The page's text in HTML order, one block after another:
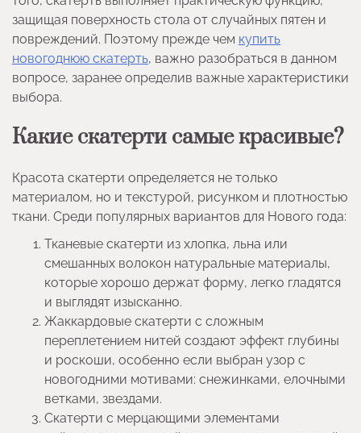
защищая поверхность стола от случайных пятен и
повреждений. Поэтому прежде чем купить
новогоднюю скатерть, важно разобраться в данном
вопросе, заранее определив важные характеристики
выбора.
Какие скатерти самые красивые?
Красота скатерти определяется не только
материалом, но и текстурой, рисунком и плотностью
ткани. Среди популярных вариантов для Нового года:
Тканевые скатерти из хлопка, льна или
смешанных волокон натуральные материалы,
которые хорошо держат форму, легко гладятся
и выглядят изысканно.
Жаккардовые скатерти с сложным
переплетением нитей создают эффект глубины
и роскоши, особенно если выбран узор с
новогодними мотивами: снежинками, елочными
ветками, звездами.
Скатерти с мерцающими элементами